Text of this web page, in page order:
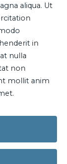
aliqua. Ut
in
nulla
non
mollit anim